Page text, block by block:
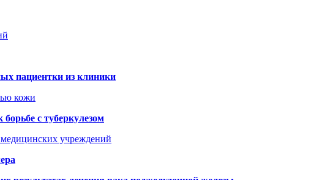
пациентки из клиники
кожи
с туберкулезом
медицинских учреждений